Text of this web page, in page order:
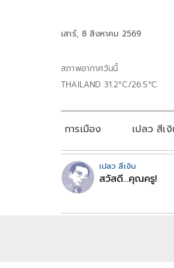
เสาร์, 8 สิงหาคม 2569
สภาพอากาศวันนี้
THAILAND 31.2°C/26.5°C
การเมือง เปลว สีเ
เปลว สีเงิน
สวัสดี...คุณครู!